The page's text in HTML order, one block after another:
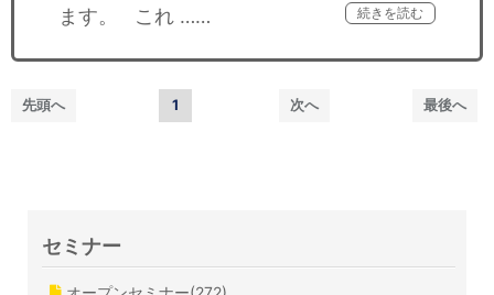
ます。 これ ……
続きを読む
先頭へ 1 次へ 最後へ
セミナー